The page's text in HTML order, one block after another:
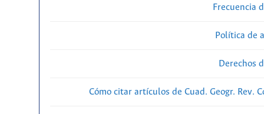
Frecuencia
Política de
Derechos
Cómo citar artículos de Cuad. Geogr. Rev.